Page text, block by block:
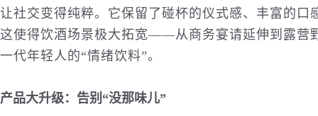
让社交变得纯粹。它保留了碰杯的仪式感、丰富的
这使得饮酒场景极大拓宽——从商务宴请延伸到露营
一代年轻人的“情绪饮料”。
产品大升级：告别“没那味儿”